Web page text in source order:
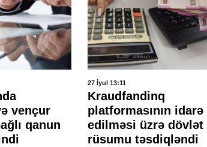
vençur
qanun
27 İyul 13:11
Kraudfandinq
platformasının idarə
edilməsi üzrə dövlət
rüsumu təsdiqləndi